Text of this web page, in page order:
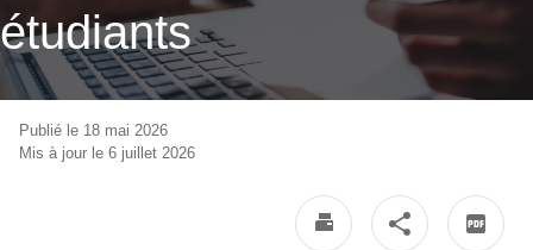
étudiants
Publié le 18 mai 2026
Mis à jour le 6 juillet 2026